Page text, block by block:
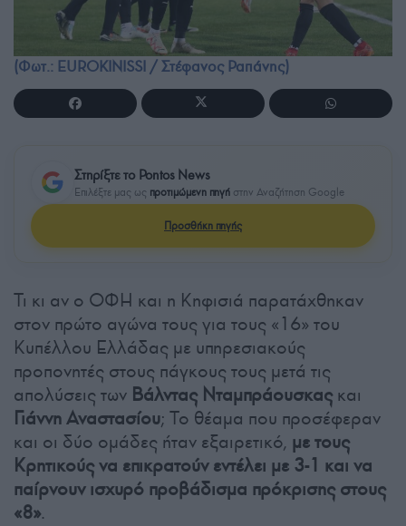
(Φωτ.: EUROKINISSI / Στέφανος Ραπάνης)
Στηρίξτε το Pontos News
Επιλέξτε μας ως προτιμώμενη πηγή στην Αναζήτηση Google
Προσθήκη πηγής
Τι κι αν ο ΟΦΗ και η Κηφισιά παρατάχθηκαν
στον πρώτο αγώνα τους για τους «16» του
Κυπέλλου Ελλάδας με υπηρεσιακούς
προπονητές στους πάγκους τους μετά τις
απολύσεις των Βάλντας Νταμπράουσκαςκαι
Γιάννη Αναστασίου; Το θέαμα που προσέφεραν
και οι δύο ομάδες ήταν εξαιρετικό, με τους
Κρητικούς να επικρατούν εντέλει με 3-1 και να
παίρνουν ισχυρό προβάδισμα πρόκρισης στους
«8».